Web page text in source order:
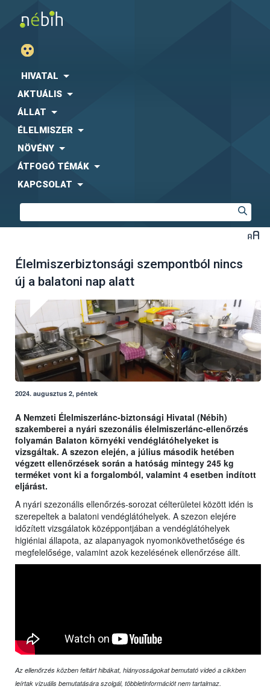
HIVATAL
AKTUÁLIS
ÁLLAT
ÉLELMISZER
NÖVÉNY
ÁTFOGÓ TÉMÁK
KAPCSOLAT
Élelmiszerbiztonsági szempontból nincs
új a balatoni nap alatt
2024. augusztus 2, péntek
A Nemzeti Élelmiszerlánc-biztonsági Hivatal (Nébih)
szakemberei a nyári szezonális élelmiszerlánc-ellenőrzés
folyamán Balaton környéki vendéglátóhelyeket is
vizsgáltak. A szezon elején, a július második hetében
végzett ellenőrzések során a hatóság mintegy 245 kg
terméket vont ki a forgalomból, valamint 4 esetben indított
eljárást.
A nyári szezonális ellenőrzés-sorozat célterületei között idén is
szerepeltek a balatoni vendéglátóhelyek. A szezon elejére
időzített vizsgálatok középpontjában a vendéglátóhelyek
higiéniai állapota, az alapanyagok nyomonkövethetősége és
megfelelősége, valamint azok kezelésének ellenőrzése állt.
Az ellenőrzés közben feltárt hibákat, hiányosságokat bemutató videó a cikkben
leírtak vizuális bemutatására szolgál, többletinformációt nem tartalmaz.